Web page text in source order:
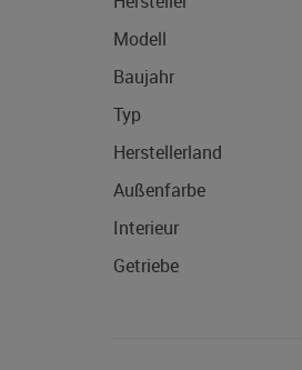
Modell
Baujahr
Typ
Herstellerland
Außenfarbe
Interieur
Getriebe